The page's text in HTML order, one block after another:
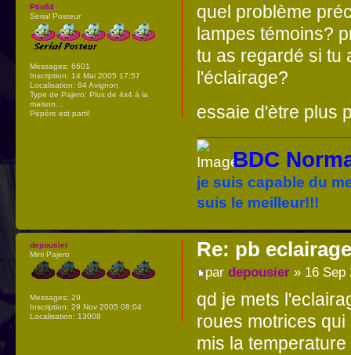
quel problème
lampes témoins?
tu as regardé si tu
l'éclairage?
essaie d'ètre plus
BDC
je suis capable du
suis le meilleur!!!
Ptio84
Serial Posteur
Messages: 6601
Inscription: 14 Mai 2005 17:57
Localisation: 84 Avignon
Type de Pajero: Plus de 4x4 à la
maison...
Pèpère est parti!
Re: pb
par depousier» 16 Sep
qd je mets
roues motrices
mis la temperature
depousier
Mini Pajero
Messages: 29
Inscription: 29 Nov 2005 08:04
Localisation: 13008